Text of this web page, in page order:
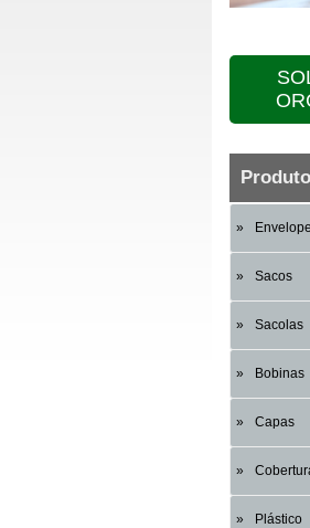
Sacos
Sacolas
Bobinas
Capas
Plástico